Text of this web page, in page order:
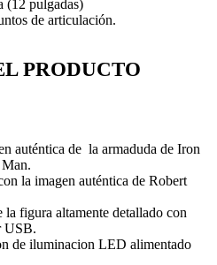
(12 pulgadas)
de articulación.
PRODUCTO
auténtica de la armaduda de Iron
la imagen auténtica de Robert
figura altamente detallado con
USB.
de iluminacion LED alimentado